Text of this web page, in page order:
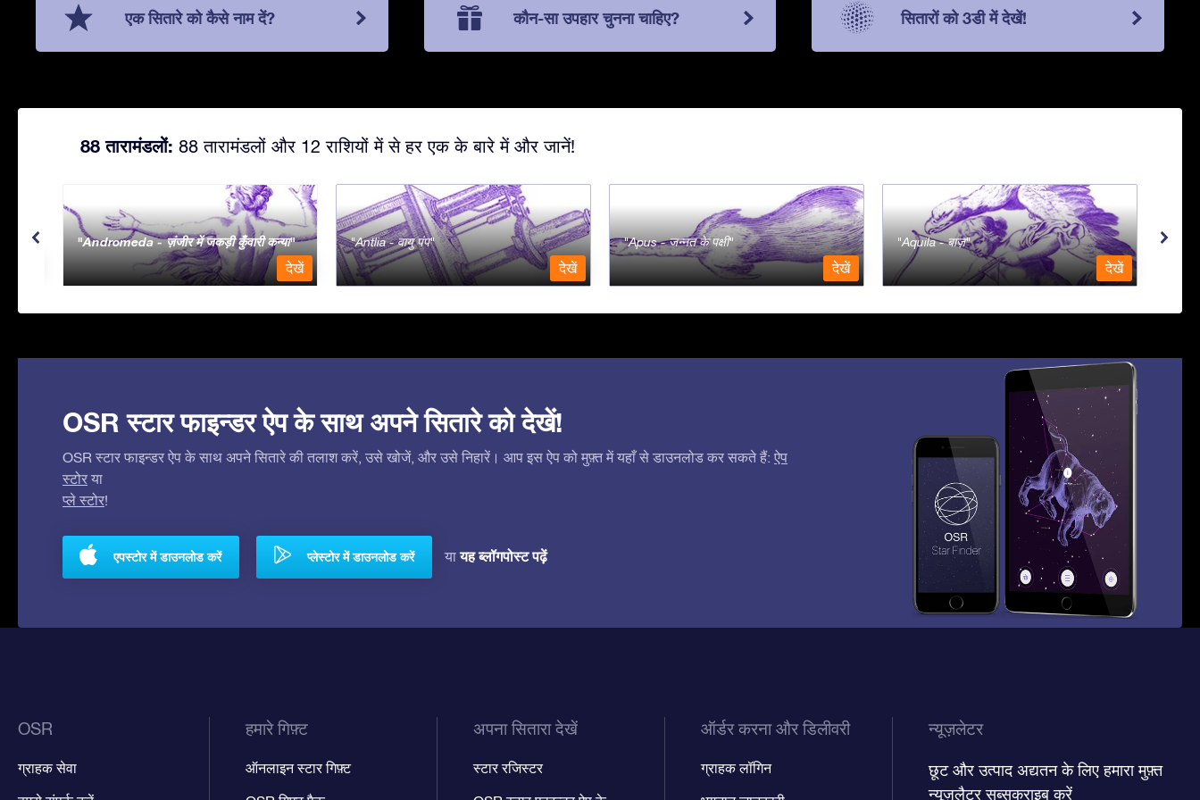
एक सितारे को कैसे नाम दें? कौन-सा उपहार चुनना चाहिए? सितारों को 3डी में देखें!
88 तारामंडलों: 88 तारामंडलों और 12 राशियों में से हर एक के बारे में और जानें!
Andromeda - ज़ंजीर में जकड़ी कुँवारी कन्या
देखें
Antlia - वायु पंप
देखें
Apus - जन्नत के पक्षी
देखें
Aquila - बाज़
देखें
OSR स्टार फाइन्डर ऐप के साथ अपने सितारे को देखें!
OSR स्टार फाइन्डर ऐप के साथ अपने सितारे की तलाश करें, उसे खोजें, और उसे निहारें। आप इस ऐप को मुफ़्त में यहाँ से डाउनलोड कर सकते हैं: ऐप
स्टोर या
प्ले स्टोर!
एपस्टोर में डाउनलोड करें प्लेस्टोर में डाउनलोड करें यायह ब्लॉगपोस्ट पढ़ें
OSR
ग्राहक सेवा
हमारे गिफ़्ट
ऑनलाइन स्टार गिफ़्ट
अपना सितारा देखें
स्टार रजिस्टर
ऑर्डर करना और डिलीवरी
ग्राहक लॉगिन
न्यूज़लेटर
छूट और उत्पाद अद्यतन के लिए हमारा मुफ़्त
न्यूज़लैटर सब्सक्राइब करें